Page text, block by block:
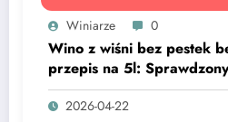
Winiarze 0
Wino z wiśni bez pestek
przepis na 5l:
sekret udanego smaku
2026-04-22